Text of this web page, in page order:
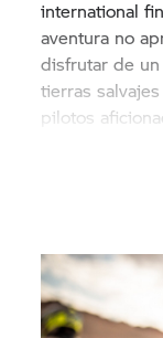
international
aventura no
disfrutar de
tierras
pilotos